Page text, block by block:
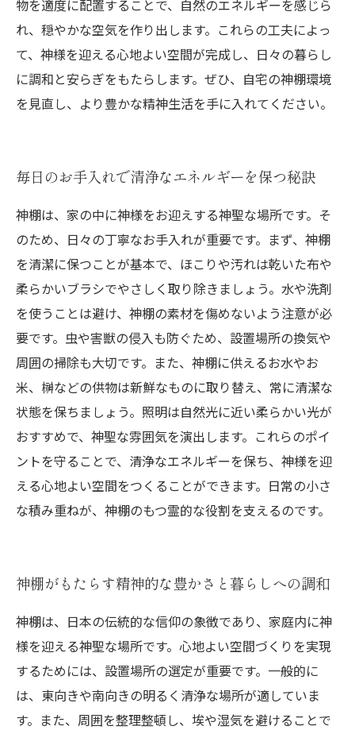
物を適度に配置することで、自然のエネルギーを感じら
れ、穏やかな空気を作り出します。これらの工夫によっ
て、神様を迎える心地よい空間が完成し、日々の暮らし
に調和と安らぎをもたらします。ぜひ、自宅の神棚環境
を見直し、より豊かな精神生活を手に入れてください。
毎日のお手入れで清浄なエネルギーを保つ秘訣
神棚は、家の中に神様をお迎えする神聖な場所です。そ
のため、日々の丁寧なお手入れが重要です。まず、神棚
を清潔に保つことが基本で、ほこりや汚れは乾いた布や
柔らかいブラシでやさしく取り除きましょう。水や洗剤
を使うことは避け、神棚の素材を傷めないよう注意が必
要です。虫や害獣の侵入も防ぐため、設置場所の換気や
周囲の掃除も大切です。また、神棚に供えるお水やお
米、榊などの供物は新鮮なものに取り替え、常に清潔な
状態を保ちましょう。照明は自然光に近い柔らかい光が
おすすめで、神聖な雰囲気を演出します。これらのポイ
ントを守ることで、清浄なエネルギーを保ち、神様を迎
える心地よい空間をつくることができます。日常の小さ
な積み重ねが、神棚のもつ霊的な役割を支えるのです。
神棚がもたらす精神的な豊かさと暮らしへの調和
神棚は、日本の伝統的な信仰の象徴であり、家庭内に神
様を迎える神聖な場所です。心地よい空間づくりを実現
するためには、設置場所の選定が重要です。一般的に
は、東向きや南向きの明るく清浄な場所が適していま
す。また、周囲を整理整頓し、埃や湿気を避けることで